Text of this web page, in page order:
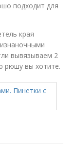
подходит для
края
вывязываем 2
рюшу вы хотите.